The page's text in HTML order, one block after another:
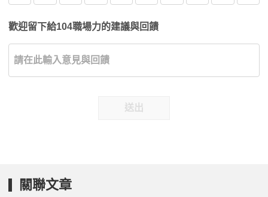
歡迎留下給104職場力的建議與回饋
送出
關聯文章